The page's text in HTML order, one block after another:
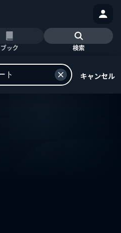
ブック 検索
キャンセル